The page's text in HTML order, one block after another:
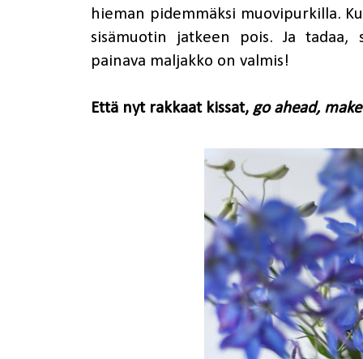
hieman pidemmäksi muovipurkilla.
sisämuotin jatkeen pois. Ja tadaa,
painava maljakko on valmis!
Että nyt rakkaat kissat, go ahead,